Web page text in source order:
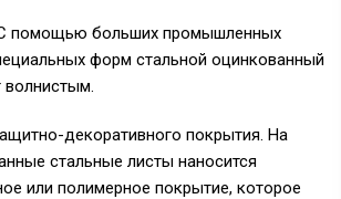
помощью больших промышленных
форм стальной оцинкованный
волнистым.
декоративного покрытия. На
стальные листы наносится
или полимерное покрытие, которое